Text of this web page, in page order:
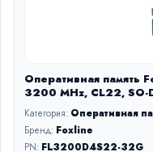
Оперативная память
3200 MHz, CL22, SO-
Категория: Оперативная
Бренд: Foxline
PN: FL3200D4S22-32G